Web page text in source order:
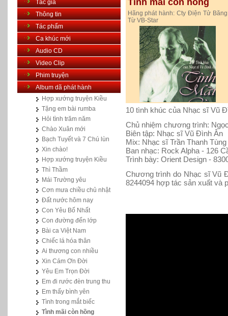
Tác giả
Thông tin
Tác phẩm
Ca khúc mới
Audio CD
Video Clip
Phim truyện
Album dã phát hành
Hợp xướng truyện Kiều
Tặng em bài rumba
Hỏi tình trăm năm
Chào Xuân mới
Bạch Tuyết và 7 Chú lùn
Xin chào!
Hợp xướng truyện Kiều
Thì Thầm
Mái Trường yêu
Cơn mưa chiều chủ nhật
Đất nước hôm nay
Con Yêu Bố Nhất
Con đường đến lớp
Bài ca Việt Nam
Chiếc lá hóa thân
Ai thương con nhiều
Xin Cám Ơn Đời
Yêu Em Trọn Đời
Em đi rước đèn trung thu
Em thấy bình yên
Tình trong mắt biếc
Tình mãi còn hồng
Tình mãi còn hồng
Hãng phát hành: Cty Điện Tử Băng
Từ VB-Star
10 tình khúc của Nhạc sĩ Vũ
Chủ nhiệm chương trình:
Biên tập: Nhạc sĩ Vũ Đình Ân
Mix: Nhạc sĩ Trần Thanh Tùng
Ban nhạc: Rock Alpha - 126
Trình bày: Orient Design -
Chương trình do Nhạc sĩ Vũ
8244094 hợp tác sản xuất và